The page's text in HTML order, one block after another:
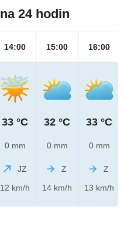
24 hodin
14:00
33 °C
0 mm
JZ
12 km/h
15:00
32 °C
0 mm
Z
14 km/h
16:00
33 °C
0 mm
Z
13 km/h